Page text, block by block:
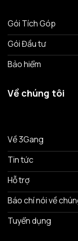
Gói Tích Góp
Gói Đầu tư
Bảo hiểm
Về chúng tôi
Về 3Gang
Tin tức
Hỗ trợ
Báo chí nói về
Tuyển dụng